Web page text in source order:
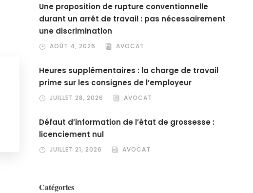
Une proposition de rupture conventionnelle
durant un arrêt de travail : pas nécessairement
une discrimination
AOÛT 4, 2026 AVOCAT
Heures supplémentaires : la charge de travail
prime sur les consignes de l’employeur
JUILLET 28, 2026 AVOCAT
Défaut d’information de l’état de grossesse :
licenciement nul
JUILLET 21, 2026 AVOCAT
Catégories